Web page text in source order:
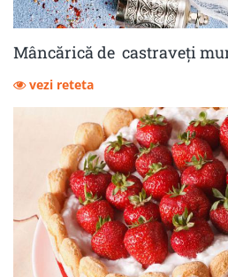
Mâncărică de castraveţi
vezi reteta